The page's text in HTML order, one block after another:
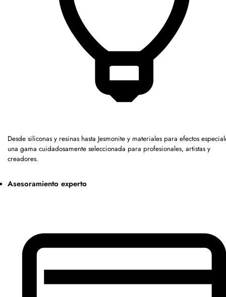
Desde siliconas y resinas hasta Jesmonite y materiales para efectos
una gama cuidadosamente seleccionada para profesionales, artistas y
creadores.
Asesoramiento experto